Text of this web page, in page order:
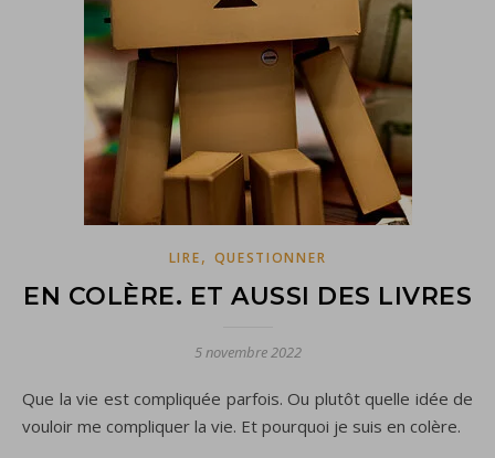
LIRE, QUESTIONNER
EN COLÈRE. ET AUSSI DES LIVRES
5 novembre 2022
Que la vie est compliquée parfois. Ou plutôt quelle idée de
vouloir me compliquer la vie. Et pourquoi je suis en colère.